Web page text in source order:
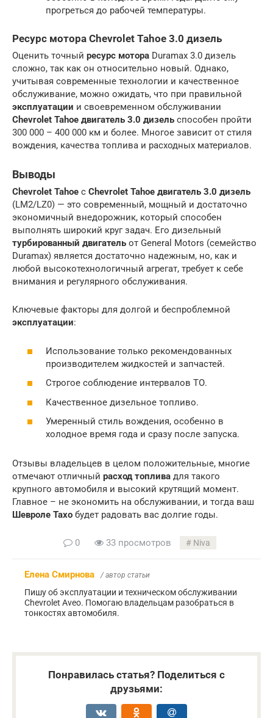
прогреться до рабочей температуры.
Ресурс мотора Chevrolet Tahoe 3.0 дизель
Оценить точный ресурс мотора Duramax 3.0 дизель
сложно, так как он относительно новый. Однако,
учитывая современные технологии и качественное
обслуживание, можно ожидать, что при правильной
эксплуатации и своевременном обслуживании
Chevrolet Tahoe двигатель 3.0 дизель способен пройти
300 000 – 400 000 км и более. Многое зависит от стиля
вождения, качества топлива и расходных материалов.
Выводы
Chevrolet Tahoe с Chevrolet Tahoe двигатель 3.0 дизель
(LM2/LZ0) — это современный, мощный и достаточно
экономичный внедорожник, который способен
выполнять широкий круг задач. Его дизельный
турбированный двигатель от General Motors (семейство
Duramax) является достаточно надежным, но, как и
любой высокотехнологичный агрегат, требует к себе
внимания и регулярного обслуживания.
Ключевые факторы для долгой и беспроблемной
эксплуатации:
Использование только рекомендованных
производителем жидкостей и запчастей.
Строгое соблюдение интервалов ТО.
Качественное дизельное топливо.
Умеренный стиль вождения, особенно в
холодное время года и сразу после запуска.
Отзывы владельцев в целом положительные, многие
отмечают отличный расход топлива для такого
крупного автомобиля и высокий крутящий момент.
Главное – не экономить на обслуживании, и тогда ваш
Шевроле Тахо будет радовать вас долгие годы.
0 33 просмотров Niva
Елена Смирнова / автор статьи
Пишу об эксплуатации и техническом обслуживании
Chevrolet Aveo. Помогаю владельцам разобраться в
тонкостях автомобиля.
Понравилась статья? Поделиться с
друзьями: